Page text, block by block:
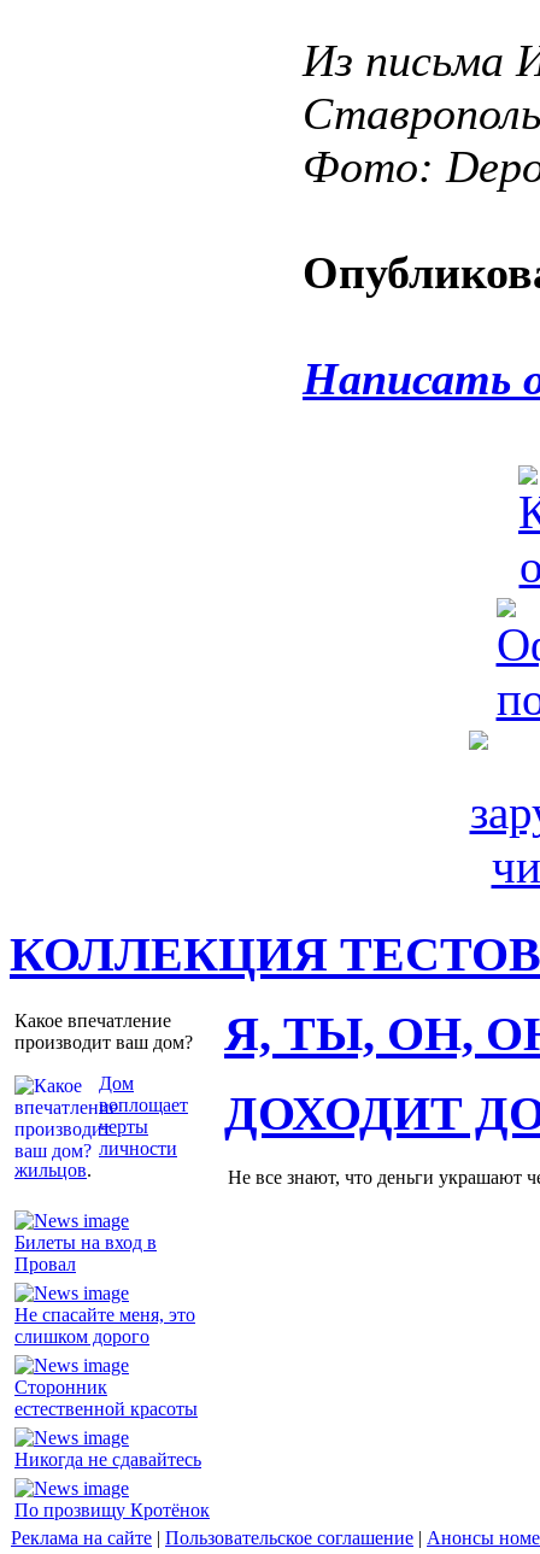
Из письма
Фото:
Написать
КОЛЛЕКЦИЯ ТЕСТОВ
Какое впечатление
производит ваш дом?
Дом
воплощает
черты
личности
жильцов.
Я, ТЫ, ОН,
Билеты на вход в
Провал
Не спасайте меня, это
слишком дорого
Сторонник
естественной красоты
Никогда не сдавайтесь
По прозвищу Кротёнок
ДОХОДИТ
Не все знают, что деньги украшают
Реклама на сайте | Пользовательское соглашение | Анонсы